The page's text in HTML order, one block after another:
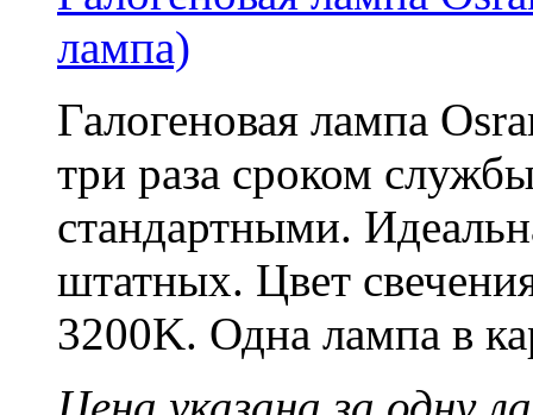
лампа)
Галогеновая лампа
три раза сроком
стандартными.
штатных. Цвет
3200K. Одна лампа в